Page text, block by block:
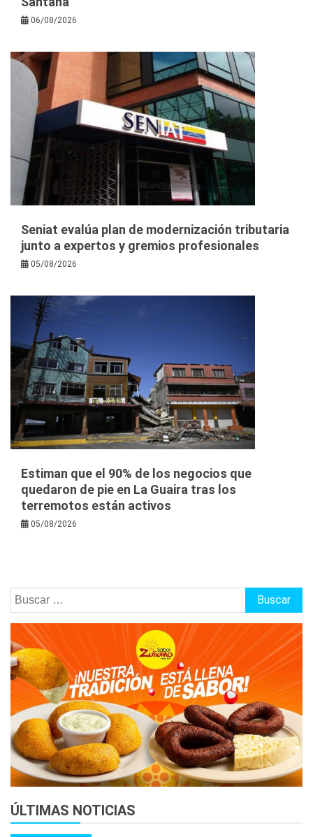
06/08/2026
Seniat evalúa plan de modernización tributaria
junto a expertos y gremios profesionales
05/08/2026
Estiman que el 90% de los negocios que
quedaron de pie en La Guaira tras los
terremotos están activos
05/08/2026
Buscar:
ÚLTIMAS NOTICIAS